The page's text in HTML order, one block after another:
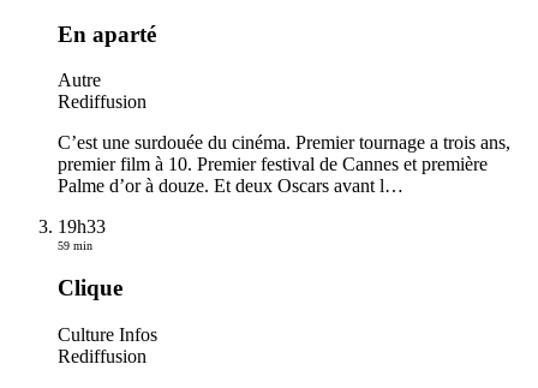
En aparté
Autre
Rediffusion
C’est une surdouée du cinéma. Premier tournage a trois ans,
premier film à 10. Premier festival de Cannes et première
Palme d’or à douze. Et deux Oscars avant l…
19h33
59 min
Clique
Culture Infos
Rediffusion